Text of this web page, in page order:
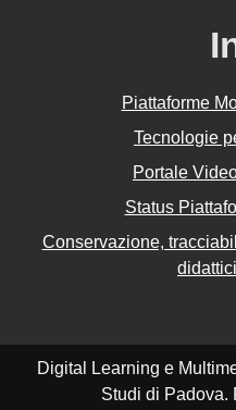
Piattaforme
Tecnologie
Portale
Status
Conservazione,
Digital Learning e
Studi di Padova.